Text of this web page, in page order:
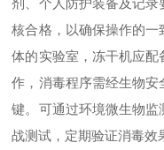
剂、个人防护装备及记
核合格，以确保操作的
体的实验室，冻干机应
作，消毒程序需经生物
键。可通过环境微生物
战测试，定期验证消毒效